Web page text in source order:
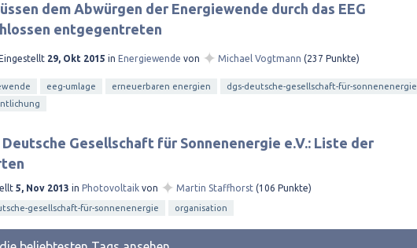
dem Abwürgen der Energiewende durch das EEG
entgegentreten
29, Okt 2015 in Energiewende von ✦ Michael Vogtmann (237 Punkte)
eeg-umlage erneuerbaren energien
dgs-deutsche-gesellschaft-für-sonnenenergie
Deutsche Gesellschaft für Sonnenenergie e.V.: Liste der
5, Nov 2013 in Photovoltaik von ✦ Martin Staffhorst (106 Punkte)
gesellschaft-für-sonnenenergie organisation